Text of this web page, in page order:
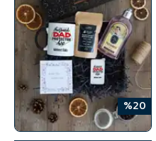
%20